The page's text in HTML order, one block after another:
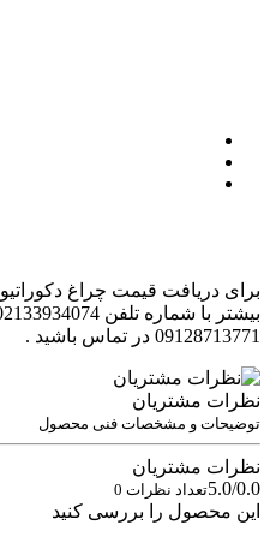
09128713771 در تماس باشید .
نظرات مشتریان
توضیحات و مشخصات فنی محصول
نظرات مشتریان
5.0/0.0تعداد نظرات 0
این محصول را بررسی کنید